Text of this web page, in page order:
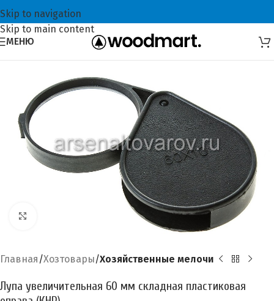
Skip to navigation
Skip to main content
МЕНЮ
Главная Хозтовары Хозяйственные мелочи
Лупа увеличительная 60 мм складная пластиковая